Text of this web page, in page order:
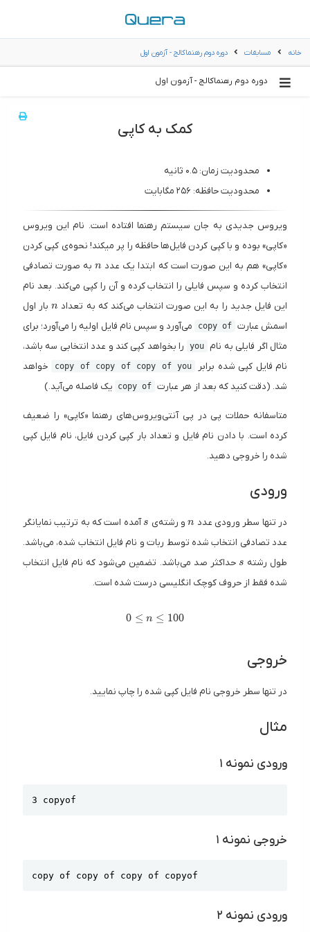
خانه مسابقات دوره دوم رهنماکالج - آزمون اول
دوره دوم رهنماکالج - آزمون اول
کمک به کاپی
محدودیت زمان: ۰.۵ ثانیه
محدودیت حافظه: ۲۵۶ مگابایت
ویروس جدیدی به جان سیستم رهنما افتاده است. نام این ویروس
«کاپی» بوده و با کپی کردن فایل‌ها حافظه را پر میکند! نحوه‌ی کپی کردن
«کاپی» هم به این صورت است که ابتدا یک عدد
n
nبه صورت تصادفی
انتخاب کرده و سپس فایلی را انتخاب کرده و آن را کپی می‌کند. بعد نام
این فایل جدید را به این صورت انتخاب می‌کند که به تعداد
n
nبار اول
اسمش عبارت copy of
می‌آورد و سپس نام فایل اولیه را می‌آورد؛ برای
مثال اگر فایلی به نام
you
را بخواهد کپی کند و عدد انتخابی سه باشد،
نام فایل کپی شده برابر
copy of copy of copy of you
خواهد
شد. (دقت کنید که بعد از هر عبارت copy of یک فاصله‌ می‌آید.)
متاسفانه حملات پی در پی آنتی‌ویروس‌های رهنما «کاپی» را ضعیف
کرده است. با دادن نام فایل و تعداد بار کپی کردن فایل، نام فایل کپی
شده را خروجی دهید.
ورودی
در تنها سطر ورودی عدد
n
nو رشته‌ی s آمده است که به ترتیب نمایانگر
عدد تصادفی انتخاب شده توسط ربات و نام فایل انتخاب شده، می‌باشد.
طول رشته s
s حداکثر صد می‌باشد. تضمین می‌شود که نام فایل انتخاب
شده فقط از حروف کوچک انگلیسی درست شده است.
0 \le n \le 100
0 ≤ n ≤ 100
خروجی
در تنها سطر خروجی نام فایل کپی شده را چاپ نمایید.
مثال
ورودی نمونه ۱
3 copyof
خروجی نمونه ۱
copy of copy of copy of copyof
ورودی نمونه ۲